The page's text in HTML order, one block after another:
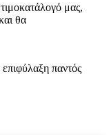
μας,
θα
παντός